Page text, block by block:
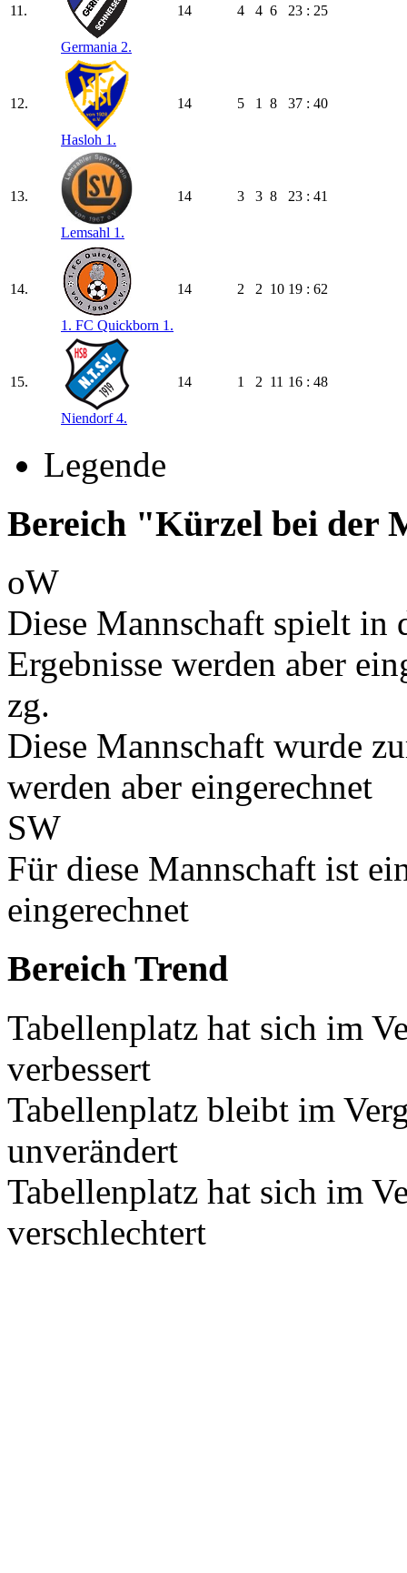
11.
Germania 2.
14 4 4 6 23 : 25
12.
Hasloh 1.
14 5 1 8 37 : 40
13.
Lemsahl 1.
14 3 3 8 23 : 41
14.
1. FC Quickborn 1.
14 2 2 10 19 : 62
15.
Niendorf 4.
14 1 2 11 16 : 48
Legende
Bereich "Kürzel bei der
oW
Diese Mannschaft spielt in
Ergebnisse werden aber
zg.
Diese Mannschaft wurde
werden aber eingerechnet
SW
Für diese Mannschaft ist
eingerechnet
Bereich Trend
Tabellenplatz hat sich im
verbessert
Tabellenplatz bleibt im
unverändert
Tabellenplatz hat sich im
verschlechtert